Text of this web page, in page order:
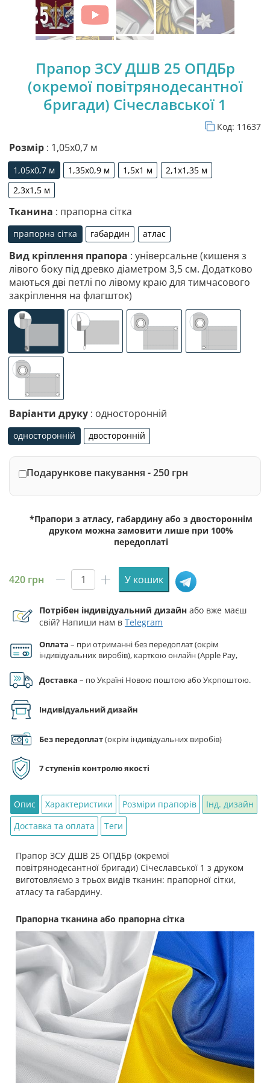
Прапор ЗСУ ДШВ 25 ОПДБр
(окремої повітрянодесантної
бригади) Січеславської 1
Код: 11637
Розмір : 1,05х0,7 м
1,05х0,7 м
1,05х0,7 м
1,35х0,9 м
1,35х0,9 м
1,5х1 м
1,5х1 м
2,1х1,35 м
2,1х1,35 м
2,3х1,5 м
2,3х1,5 м
Тканина : прапорна сітка
прапорна сітка
прапорна сітка
габардин
габардин
атлас
атлас
Вид кріплення прапора : універсальне (кишеня з
лівого боку під древко діаметром 3,5 см. Додатково
маються дві петлі по лівому краю для тимчасового
закріплення на флагшток)
Варіанти друку : односторонній
односторонній
односторонній
двосторонній
двосторонній
Подарункове пакування - 250 грн
*Прапори з атласу, габардину або з двостороннім
друком можна замовити лише при 100%
передоплаті
420 грн
Прапор
ДШВ
25
(окремої
бригади)
1
кількість
У кошик
Потрібен індивідуальний дизайн або вже маєш
свій? Напиши нам в Telegram
Оплата – при отриманні без передоплат (окрім
індивідуальних виробів), карткою онлайн (Apple Pay,
Доставка – по Україні Новою поштою або Укрпоштою.
Індивідуальний дизайн
Без передоплат(окрім індивідуальних виробів)
7 ступенів контролю якості
Опис Характеристики Розміри прапорів
Інд. дизайн
Доставка та оплата
Теги
Прапор ЗСУ ДШВ 25 ОПДБр (окремої
повітрянодесантної бригади) Січеславської 1 з друком
виготовляємо з трьох видів тканин: прапорної сітки,
атласу та габардину.
Прапорна тканина або прапорна сітка